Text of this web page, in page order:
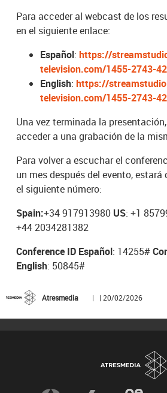
Para acceder al webcast de los
en el siguiente enlace:
Español:https://
television.com/1455-2743-
English:https://
television.com/1455-2743-
Una vez terminada la
acceder a una grabación de la
Para volver a escuchar el
un mes después del evento, estará
el siguiente número:
Spain:+34 917913980 US: +1
+44 2034281382
Conference ID Español: 14255#
English: 50845#
Atresmedia | | 20/02/2026